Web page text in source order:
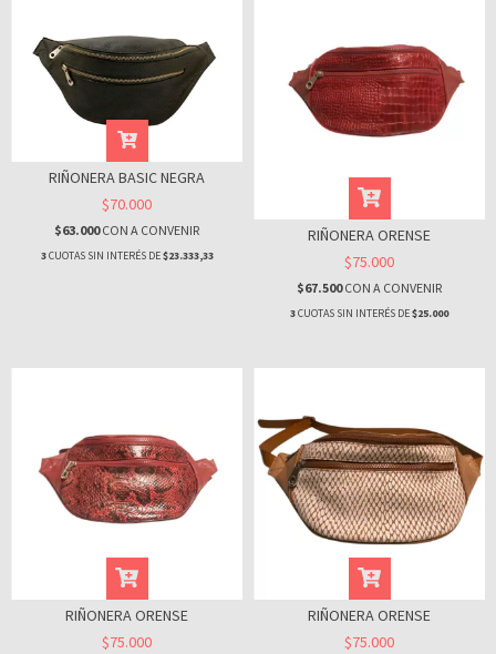
RIÑONERA BASIC NEGRA
$70.000
$63.000CON A CONVENIR
3CUOTAS SIN INTERÉS DE$23.333,33
RIÑONERA ORENSE
$75.000
$67.500CON A CONVENIR
3CUOTAS SIN INTERÉS DE$25.000
RIÑONERA ORENSE
$75.000
RIÑONERA ORENSE
$75.000